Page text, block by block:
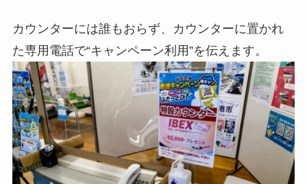
カウンターには誰もおらず、カウンターに置かれ
た専用電話で“キャンペーン利用”を伝えます。